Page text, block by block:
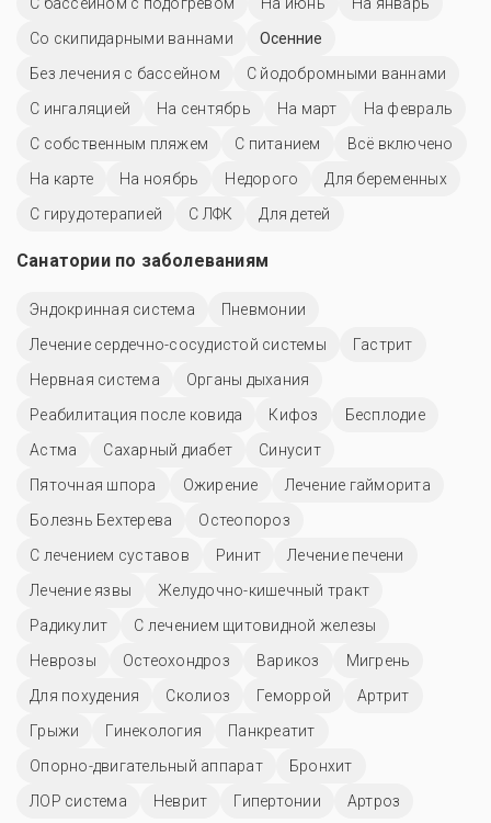
Со скипидарными ваннами
Осенние
Без лечения с бассейном
С йодобромными ваннами
С ингаляцией
На сентябрь На март
На февраль
С собственным пляжем
С питанием
Всё включено
На карте
На ноябрь Недорого
Для беременных
С гирудотерапией
С ЛФК Для детей
Санатории по заболеваниям
Эндокринная система
Пневмонии
Лечение сердечно-сосудистой системы
Гастрит
Нервная система
Органы дыхания
Реабилитация после ковида
Кифоз
Бесплодие
Астма
Сахарный диабет
Синусит
Пяточная шпора
Ожирение
Лечение гайморита
Болезнь Бехтерева
Остеопороз
С лечением суставов
Ринит
Лечение печени
Лечение язвы
Желудочно-кишечный тракт
Радикулит
С лечением щитовидной железы
Неврозы
Остеохондроз Варикоз
Мигрень
Для похудения
Сколиоз Геморрой
Артрит
Грыжи
Гинекология
Панкреатит
Опорно-двигательный аппарат
Бронхит
ЛОР система
Неврит Гипертонии Артроз